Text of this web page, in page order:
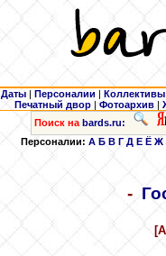
Даты | Персоналии | Коллективы
Печатный двор |Фотоархив |
Поиск на bards.ru:
Персоналии: А Б В Г Д Е Ё Ж
-